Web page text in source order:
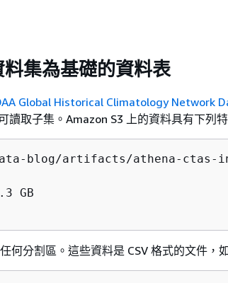
集為基礎的資料表
Global Historical Climatology Network
讀取子集。Amazon S3 上的資料具有下列特
blog/artifacts/athena-ctas-
GB
何分割區。這些資料是 CSV 格式的文件，